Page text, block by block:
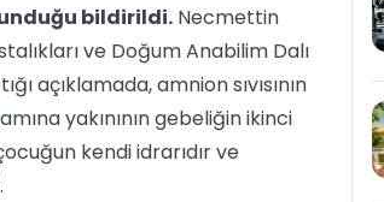
bildirildi. Necmettin
ve Doğum Anabilim Dalı
açıklamada, amnion sıvısının
yakınının gebeliğin ikinci
kendi idrarıdır ve